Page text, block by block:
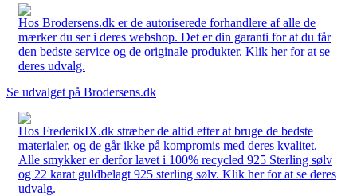
Hos Brodersens.dk er de autoriserede forhandlere af alle de
mærker du ser i deres webshop. Det er din garanti for at du får
den bedste service og de originale produkter. Klik her for at se
deres udvalg.
Se udvalget på Brodersens.dk
Hos FrederikIX.dk stræber de altid efter at bruge de bedste
materialer, og de går ikke på kompromis med deres kvalitet.
Alle smykker er derfor lavet i 100% recycled 925 Sterling sølv
og 22 karat guldbelagt 925 sterling sølv. Klik her for at se deres
udvalg.